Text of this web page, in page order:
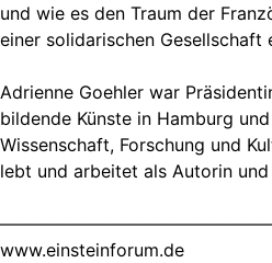
und wie es den Traum der
einer solida­rischen Gesellschaft
Adrienne Goehler war
bildende Künste in Hamburg
Wissenschaft, Forschung und
lebt und arbeitet als Autorin
www.einsteinforum.de